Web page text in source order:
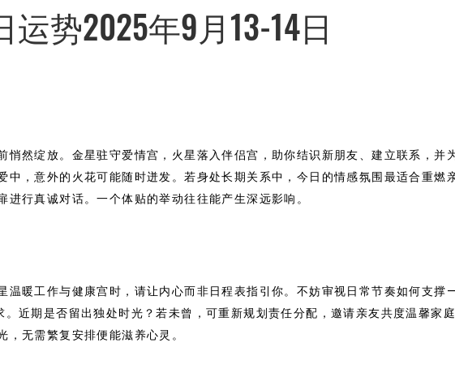
势2025年9月13-14日
悄然绽放。金星驻守爱情宫，火星落入伴侣宫，助你结识新朋友、建立联系，并
中，意外的火花可能随时迸发。若身处长期关系中，今日的情感氛围最适合重燃
行真诚对话。一个体贴的举动往往能产生深远影响。
温暖工作与健康宫时，请让内心而非日程表指引你。不妨审视日常节奏如何支
近期是否留出独处时光？若未曾，可重新规划责任分配，邀请亲友共度温馨家
无需繁复安排便能滋养心灵。